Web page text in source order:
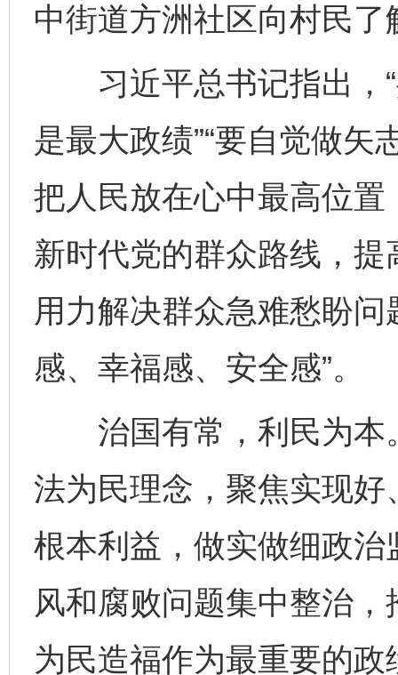
中街道方洲社区向村民
习近平总书记指出，“
是最大政绩”“要自觉做
把人民放在心中最高位
新时代党的群众路线，
用力解决群众急难愁盼
感、幸福感、安全感”。
治国有常，利民为本
法为民理念，聚焦实现
根本利益，做实做细政
风和腐败问题集中整治
为民造福作为最重要的